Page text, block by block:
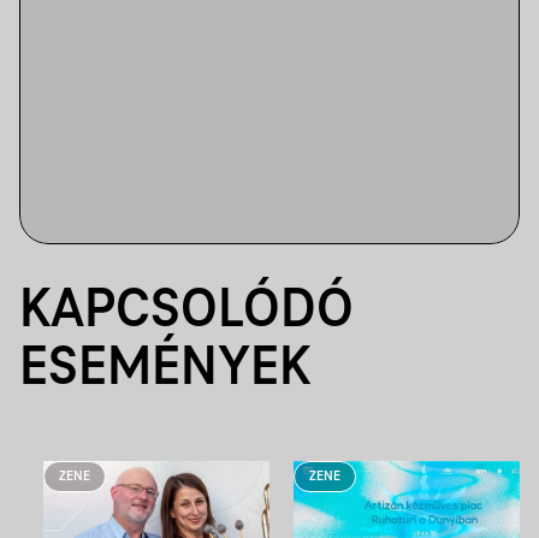
KAPCSOLÓDÓ
ESEMÉNYEK
ZENE ZENE